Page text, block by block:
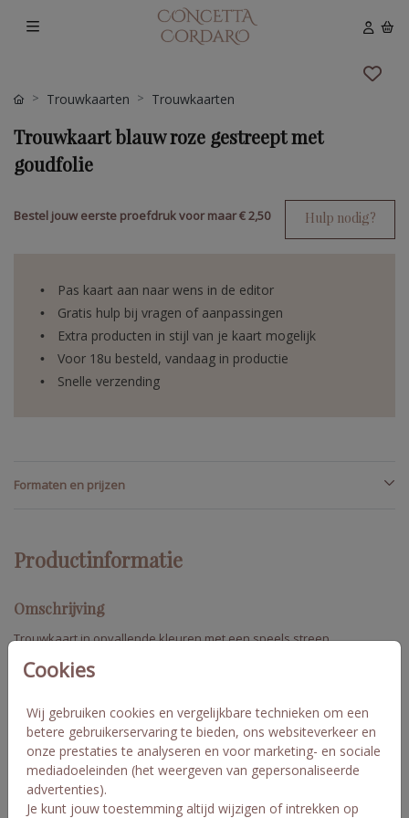
Cookies
Wij gebruiken cookies en vergelijkbare technieken om een
betere gebruikerservaring te bieden, ons websiteverkeer en
onze prestaties te analyseren en voor marketing- en sociale
mediadoeleinden (het weergeven van gepersonaliseerde
advertenties).
Je kunt jouw toestemming altijd wijzigen of intrekken op
Trouwkaarten Trouwkaarten
Trouwkaart blauw roze gestreept met
goudfolie
Bestel jouw eerste proefdruk voor maar€ 2,50 Hulp nodig?
Pas kaart aan naar wens in de editor
Gratis hulp bij vragen of aanpassingen
Extra producten in stijl van je kaart mogelijk
Voor 18u besteld, vandaag in productie
Snelle verzending
Formaten en prijzen
Productinformatie
Omschrijving
Trouwkaart in opvallende kleuren met een speels streep
en stijlvol!
Wil je graag een complete huisstijl en vind je het lastig om een
set samen te stellen? Ik help je graag! Stuur me een berichtje en
ik kijk met je mee. Wil je graag volle kleuren, druk deze kaart dan
af op mat coated karton.
Ben en Charlot
Toon meer
Collectie